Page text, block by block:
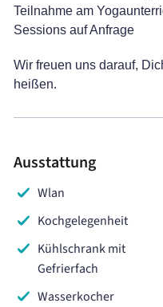
Teilnahme am
Sessions auf Anfrage
Wir freuen uns darauf,
heißen.
Ausstattung
Wlan
Kochgelegenheit
Kühlschrank mit
Gefrierfach
Wasserkocher